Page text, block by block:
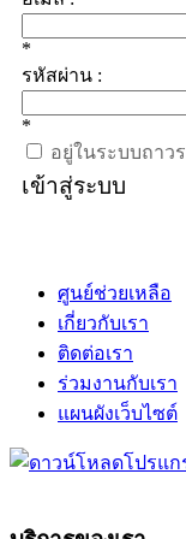
*
รหัสผ่าน :
*
อยู่ในระบบถาวร
เข้าสู่ระบบ
ศูนย์ช่วยเหลือ
เกี่ยวกับเรา
ติดต่อเรา
ร่วมงานกับเรา
แผนผังเว็บไซต์